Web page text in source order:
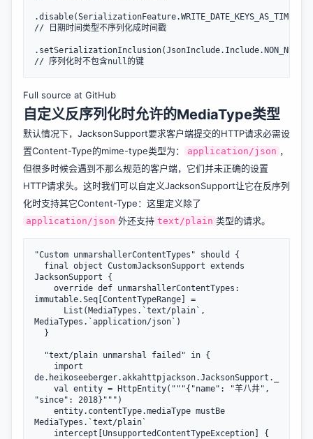
// 日期时间类型不序列化成时间戳
.setSerializationInclusion(JsonInclude.Include.NON_NULL)
Full source at GitHub
自定义反序列化时允许的MediaType类型
默认情况下，JacksonSupport要求客户端提交的HTTP请求必需设
置Content-Type的mime-type类型为：
application/json ，
但很多时候会遇到不那么规范的客户端，它们并未正确的设置
HTTP请求头。这时我们可以自定义JacksonSupport让它在反序列
化时支持其它Content-Type：这里定义除了
application/json 外还支持 text/plain 类型的请求。
"Custom unmarshallerContentTypes" should {
JacksonSupport {
immutable.Seq[ContentTypeRange] =
MediaTypes.`application/json`)
de.heikoseeberger.akkahttpjackson.JacksonSupport._
"since": 2018}""")
MediaTypes.`text/plain`